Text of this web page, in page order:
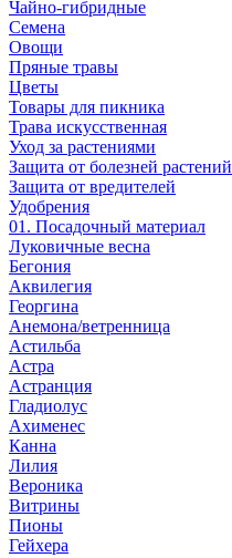
Чайно-гибридные
Семена
Овощи
Пряные травы
Цветы
Товары для пикника
Трава искусственная
Уход за растениями
Защита от болезней растений
Защита от вредителей
Удобрения
01. Посадочный материал
Луковичные весна
Бегония
Аквилегия
Георгина
Анемона/ветренница
Астильба
Астра
Астранция
Гладиолус
Ахименес
Канна
Лилия
Вероника
Витрины
Пионы
Гейхера